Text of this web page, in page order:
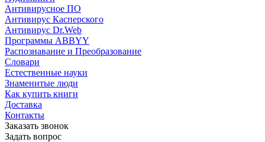
Антивирусное ПО
Антивирус Касперского
Антивирус Dr.Web
Программы ABBYY
Распознавание и Преобразование
Словари
Естественные науки
Знаменитые люди
Как купить книги
Доставка
Контакты
Заказать звонок
Задать вопрос